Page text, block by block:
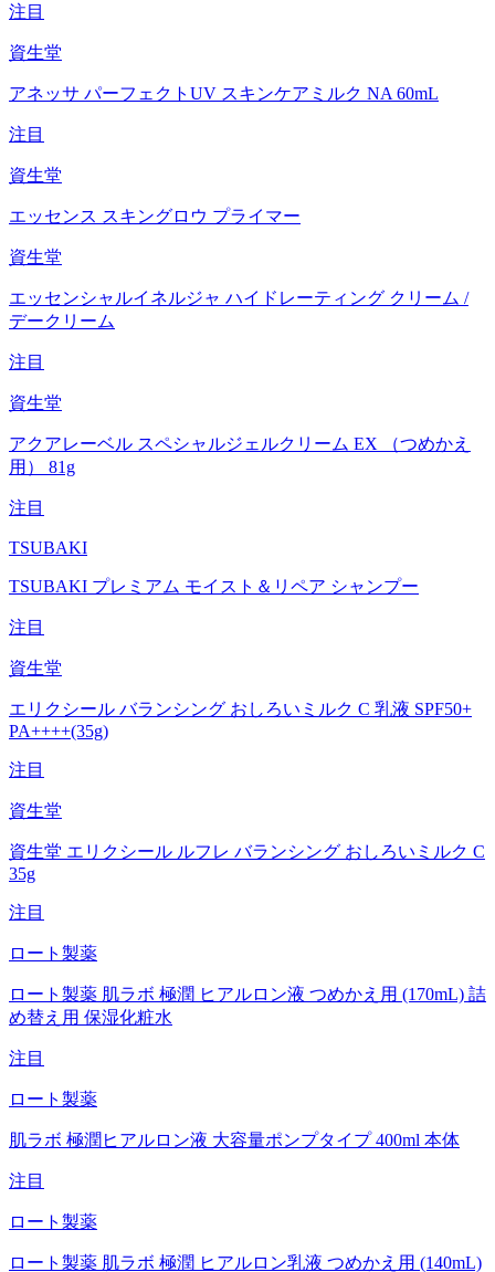
注目
資生堂
アネッサ パーフェクトUV スキンケアミルク NA 60mL
注目
資生堂
エッセンス スキングロウ プライマー
資生堂
エッセンシャルイネルジャ ハイドレーティング クリーム /
デークリーム
注目
資生堂
アクアレーベル スペシャルジェルクリーム EX （つめかえ
用） 81g
注目
TSUBAKI
TSUBAKI プレミアム モイスト＆リペア シャンプー
注目
資生堂
エリクシール バランシング おしろいミルク C 乳液 SPF50+
PA++++(35g)
注目
資生堂
資生堂 エリクシール ルフレ バランシング おしろいミルク C
35g
注目
ロート製薬
ロート製薬 肌ラボ 極潤 ヒアルロン液 つめかえ用 (170mL) 詰
め替え用 保湿化粧水
注目
ロート製薬
肌ラボ 極潤ヒアルロン液 大容量ポンプタイプ 400ml 本体
注目
ロート製薬
ロート製薬 肌ラボ 極潤 ヒアルロン乳液 つめかえ用 (140mL)